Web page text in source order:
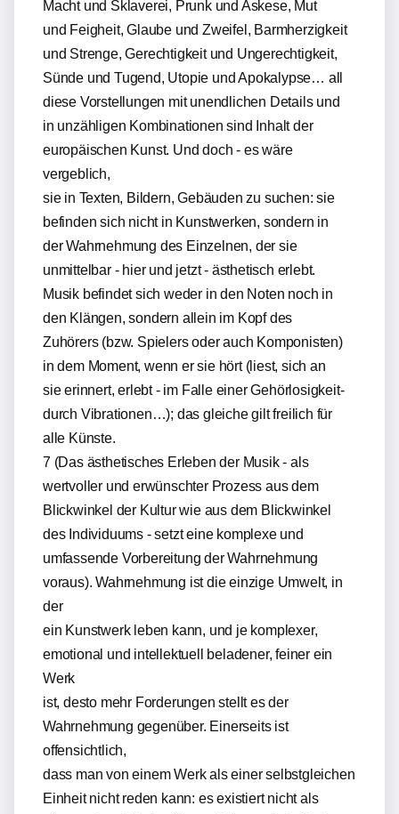
Macht und Sklaverei, Prunk und Askese, Mut
und Feigheit, Glaube und Zweifel, Barmherzigkeit
und Strenge, Gerechtigkeit und Ungerechtigkeit,
Sünde und Tugend, Utopie und Apokalypse… all
diese Vorstellungen mit unendlichen Details und
in unzähligen Kombinationen sind Inhalt der
europäischen Kunst. Und doch - es wäre
vergeblich,
sie in Texten, Bildern, Gebäuden zu suchen: sie
befinden sich nicht in Kunstwerken, sondern in
der Wahrnehmung des Einzelnen, der sie
unmittelbar - hier und jetzt - ästhetisch erlebt.
Musik befindet sich weder in den Noten noch in
den Klängen, sondern allein im Kopf des
Zuhörers (bzw. Spielers oder auch Komponisten)
in dem Moment, wenn er sie hört (liest, sich an
sie erinnert, erlebt - im Falle einer Gehörlosigkeit-
durch Vibrationen…); das gleiche gilt freilich für
alle Künste.
7 (Das ästhetisches Erleben der Musik - als
wertvoller und erwünschter Prozess aus dem
Blickwinkel der Kultur wie aus dem Blickwinkel
des Individuums - setzt eine komplexe und
umfassende Vorbereitung der Wahrnehmung
voraus). Wahrnehmung ist die einzige Umwelt, in
der
ein Kunstwerk leben kann, und je komplexer,
emotional und intellektuell beladener, feiner ein
Werk
ist, desto mehr Forderungen stellt es der
Wahrnehmung gegenüber. Einerseits ist
offensichtlich,
dass man von einem Werk als einer selbstgleichen
Einheit nicht reden kann: es existiert nicht als